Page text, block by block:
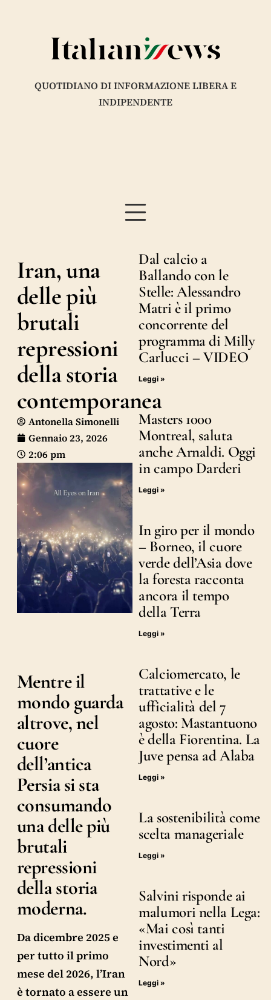
QUOTIDIANO DI INFORMAZIONE LIBERA E
INDIPENDENTE
Iran, una
delle più
brutali
repressioni
della storia
contemporanea
Antonella Simonelli
Gennaio 23, 2026
2:06 pm
Mentre il
mondo guarda
altrove, nel
cuore
dell’antica
Persia si sta
consumando
una delle più
brutali
repressioni
della storia
moderna.
Da dicembre 2025 e
per tutto il primo
mese del 2026, l’Iran
è tornato a essere un
Dal calcio a
Ballando con le
Stelle: Alessandro
Matri è il primo
concorrente del
programma di Milly
Carlucci – VIDEO
Leggi »
Masters 1000
Montreal, saluta
anche Arnaldi. Oggi
in campo Darderi
Leggi »
In giro per il mondo
– Borneo, il cuore
verde dell’Asia dove
la foresta racconta
ancora il tempo
della Terra
Leggi »
Calciomercato, le
trattative e le
ufficialità del 7
agosto: Mastantuono
è della Fiorentina. La
Juve pensa ad Alaba
Leggi »
La sostenibilità come
scelta manageriale
Leggi »
Salvini risponde ai
malumori nella Lega:
«Mai così tanti
investimenti al
Nord»
Leggi »